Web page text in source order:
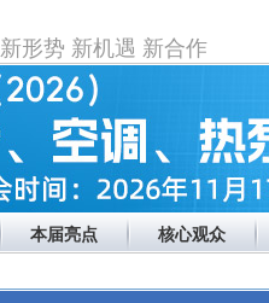
新形势 新机遇 新合作
本届亮点 核心观众